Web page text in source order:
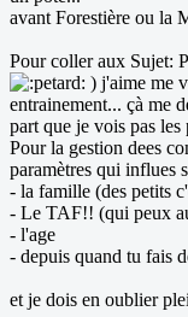
avant Forestière ou la
Pour coller aux Sujet:
) j'aime me
entrainement... çà me
part que je vois pas
Pour la gestion dees
paramètres qui influes
- la famille (des petits
- Le TAF!! (qui peux
- l'age
- depuis quand tu fais
et je dois en oublier